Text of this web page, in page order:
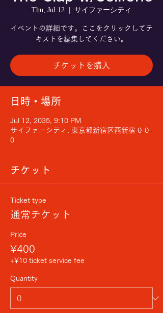
Thu, Jul 12 サイファーシティ
イベントの詳細です。ここをクリックしてテ
キストを編集してください。
チケットを購入
日時・場所
Jul 12, 2035, 9:10 PM
サイファーシティ, 東京都新宿区西新宿 0-0-
0
チケット
Ticket type
通常チケット
Price
¥400
+¥10 ticket service fee
Quantity